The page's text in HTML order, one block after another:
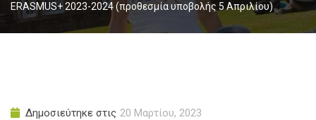
ERASMUS+ 2023-2024 (προθεσμία υποβολής 5 Απριλίου)
Δημοσιεύτηκε στις 20 Μαρτίου, 2023